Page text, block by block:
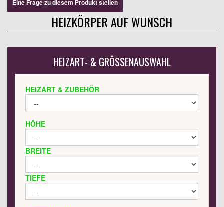
Eine Frage zu diesem Produkt stellen
HEIZKÖRPER AUF WUNSCH
HEIZART- & GRÖSSENAUSWAHL
HEIZART & ZUBEHÖR
HÖHE
BREITE
TIEFE